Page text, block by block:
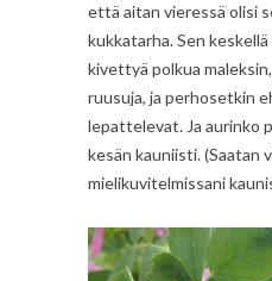
että aitan vieressä olisi
kukkatarha. Sen
kivettyä polkua
ruusuja, ja perhosetkin
lepattelevat. Ja aurinko
kesän kauniisti. (Saatan
mielikuvitelmissani